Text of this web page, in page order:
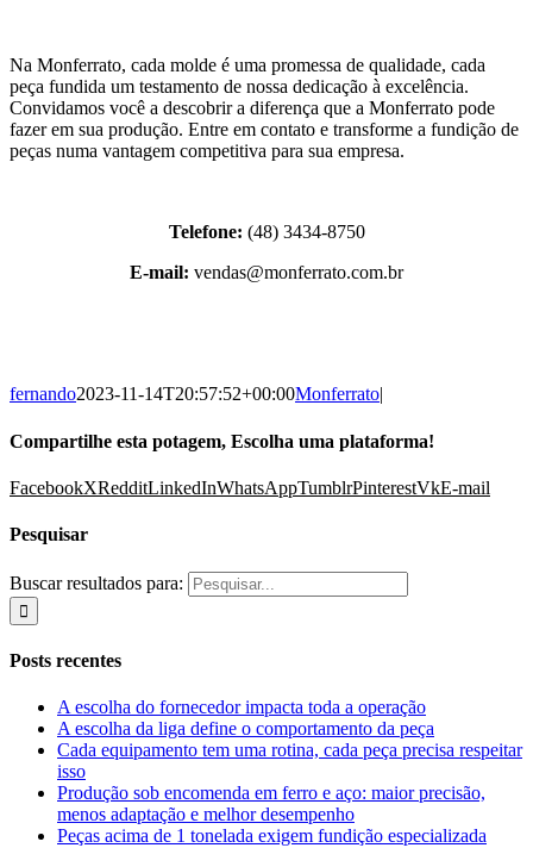
Na Monferrato, cada molde é uma promessa de qualidade, cada
peça fundida um testamento de nossa dedicação à excelência.
Convidamos você a descobrir a diferença que a Monferrato pode
fazer em sua produção. Entre em contato e transforme a fundição de
peças numa vantagem competitiva para sua empresa.
Telefone: (48) 3434-8750
E-mail: vendas@monferrato.com.br
fernando2023-11-14T20:57:52+00:00Monferrato|
Compartilhe esta potagem, Escolha uma plataforma!
FacebookXRedditLinkedInWhatsAppTumblrPinterestVkE-mail
Pesquisar
Buscar resultados para:
Posts recentes
A escolha do fornecedor impacta toda a operação
A escolha da liga define o comportamento da peça
Cada equipamento tem uma rotina, cada peça precisa respeitar
isso
Produção sob encomenda em ferro e aço: maior precisão,
menos adaptação e melhor desempenho
Peças acima de 1 tonelada exigem fundição especializada